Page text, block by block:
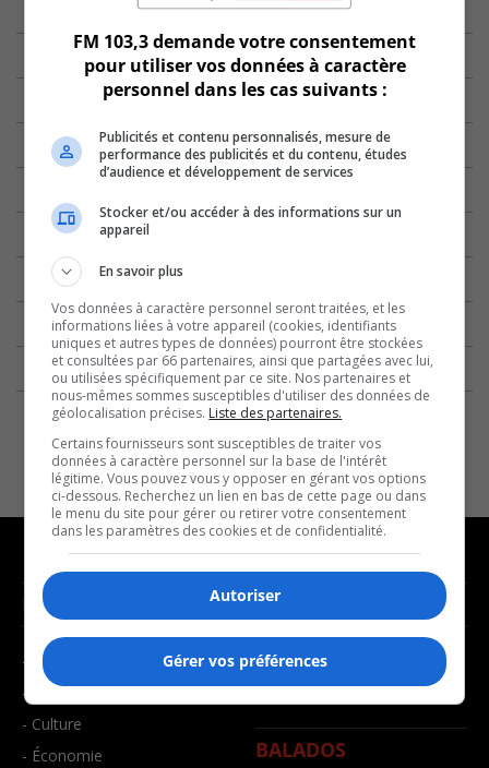
NOUVELLES
- Affaires municipales
- Communauté / Social
- Culture
- Économie
MUSIQUE
- Décompte franco
- Joué récemment
BALADOS
FM 103,3 demande votre consentement
pour utiliser vos données à caractère
personnel dans les cas suivants :
Publicités et contenu personnalisés, mesure de
performance des publicités et du contenu, études
d’audience et développement de services
Stocker et/ou accéder à des informations sur un
appareil
En savoir plus
Vos données à caractère personnel seront traitées, et les
informations liées à votre appareil (cookies, identifiants
uniques et autres types de données) pourront être stockées
et consultées par 66 partenaires, ainsi que partagées avec lui,
ou utilisées spécifiquement par ce site. Nos partenaires et
nous-mêmes sommes susceptibles d'utiliser des données de
géolocalisation précises. Liste des partenaires.
Certains fournisseurs sont susceptibles de traiter vos
données à caractère personnel sur la base de l'intérêt
légitime. Vous pouvez vous y opposer en gérant vos options
ci-dessous. Recherchez un lien en bas de cette page ou dans
le menu du site pour gérer ou retirer votre consentement
dans les paramètres des cookies et de confidentialité.
Autoriser
Gérer vos préférences